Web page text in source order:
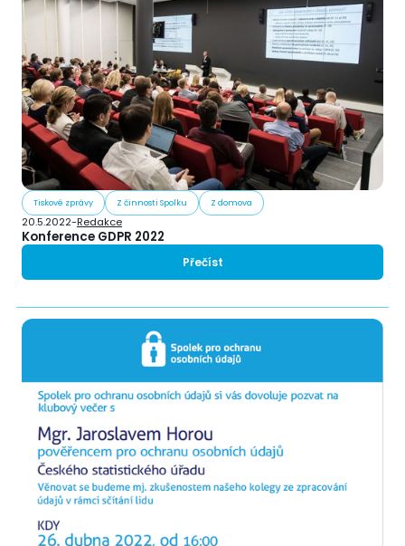
Tiskové zprávy Z činnosti Spolku Z domova
20.5.2022-Redakce
Konference GDPR 2022
Přečíst